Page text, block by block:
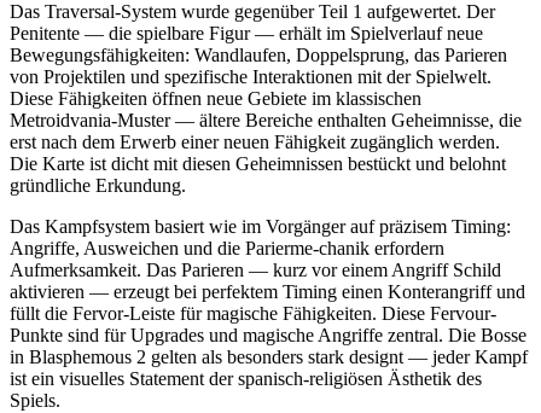
Das Traversal-System wurde gegenüber Teil 1 aufgewertet. Der
Penitente — die spielbare Figur — erhält im Spielverlauf neue
Bewegungsfähigkeiten: Wandlaufen, Doppelsprung, das Parieren
von Projektilen und spezifische Interaktionen mit der Spielwelt.
Diese Fähigkeiten öffnen neue Gebiete im klassischen
Metroidvania-Muster — ältere Bereiche enthalten Geheimnisse, die
erst nach dem Erwerb einer neuen Fähigkeit zugänglich werden.
Die Karte ist dicht mit diesen Geheimnissen bestückt und belohnt
gründliche Erkundung.
Das Kampfsystem basiert wie im Vorgänger auf präzisem Timing:
Angriffe, Ausweichen und die Parierme-chanik erfordern
Aufmerksamkeit. Das Parieren — kurz vor einem Angriff Schild
aktivieren — erzeugt bei perfektem Timing einen Konterangriff und
füllt die Fervor-Leiste für magische Fähigkeiten. Diese Fervour-
Punkte sind für Upgrades und magische Angriffe zentral. Die Bosse
in Blasphemous 2 gelten als besonders stark designt — jeder Kampf
ist ein visuelles Statement der spanisch-religiösen Ästhetik des
Spiels.